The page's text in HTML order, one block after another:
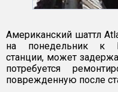
Американский шаттл
на понедельник к
станции, может
потребуется
поврежденную после